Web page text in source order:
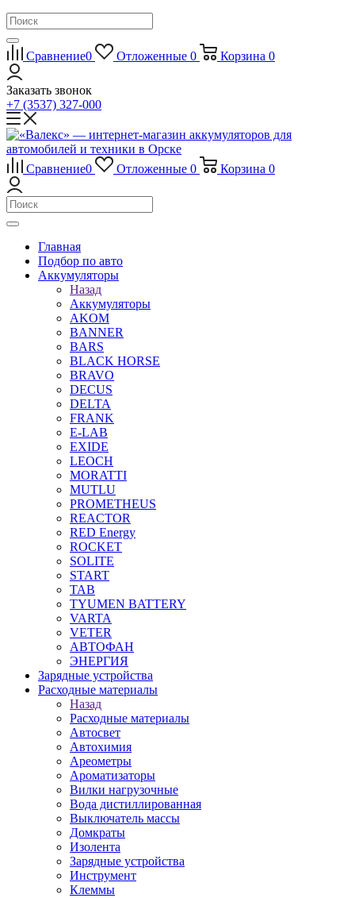
Сравнение0 Отложенные 0 Корзина 0
Заказать звонок
+7 (3537) 327-000
Сравнение0 Отложенные 0 Корзина 0
Главная
Подбор по авто
Аккумуляторы
Назад
Аккумуляторы
AKOM
BANNER
BARS
BLACK HORSE
BRAVO
DECUS
DELTA
FRANK
E-LAB
EXIDE
LEOCH
MORATTI
MUTLU
PROMETHEUS
REACTOR
RED Energy
ROCKET
SOLITE
START
TAB
TYUMEN BATTERY
VARTA
VETER
АВТОФАН
ЭНЕРГИЯ
Зарядные устройства
Расходные материалы
Назад
Расходные материалы
Автосвет
Автохимия
Ареометры
Ароматизаторы
Вилки нагрузочные
Вода дистиллированная
Выключатель массы
Домкраты
Изолента
Зарядные устройства
Инструмент
Клеммы